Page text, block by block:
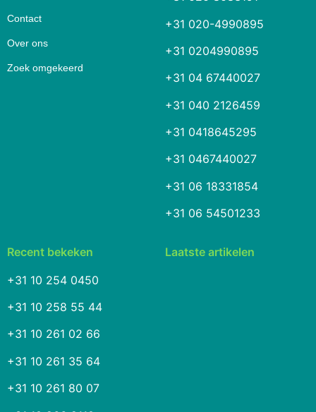
Contact
Over ons
Zoek omgekeerd
+31 020-4990895
+31 0204990895
+31 04 67440027
+31 040 2126459
+31 0418645295
+31 0467440027
+31 06 18331854
+31 06 54501233
Recent bekeken
+31 10 254 0450
+31 10 258 55 44
+31 10 261 02 66
+31 10 261 35 64
+31 10 261 80 07
Laatste artikelen